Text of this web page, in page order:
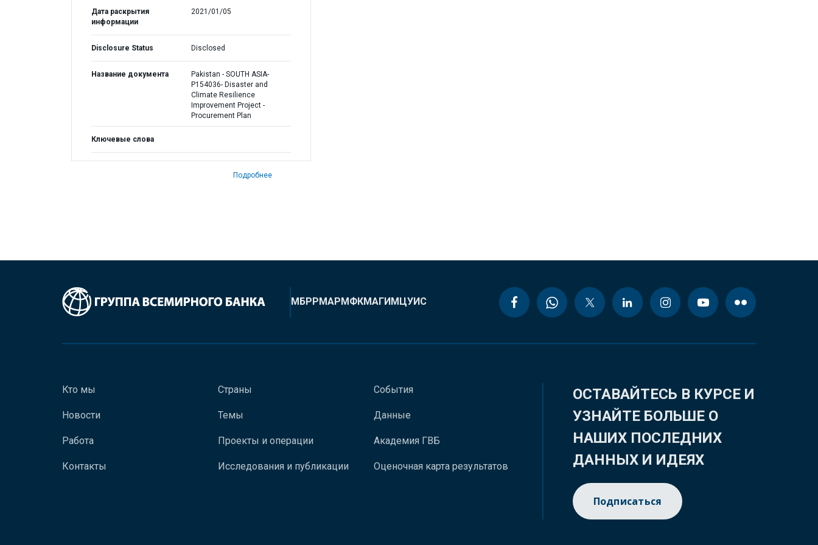
Дата раскрытия
информации
2021/01/05
Disclosure Status Disclosed
Название документа
Pakistan - SOUTH ASIA-
P154036- Disaster and
Climate Resilience
Improvement Project -
Procurement Plan
Ключевые слова
Подробнее
МБРРМАРМФКМАГИМЦУИС
Кто мы
Новости
Работа
Контакты
Страны
Темы
Проекты и операции
Исследования и публикации
События
Данные
Академия ГВБ
Оценочная карта результатов
ОСТАВАЙТЕСЬ В КУРСЕ И
УЗНАЙТЕ БОЛЬШЕ О
НАШИХ ПОСЛЕДНИХ
ДАННЫХ И ИДЕЯХ
Подписаться